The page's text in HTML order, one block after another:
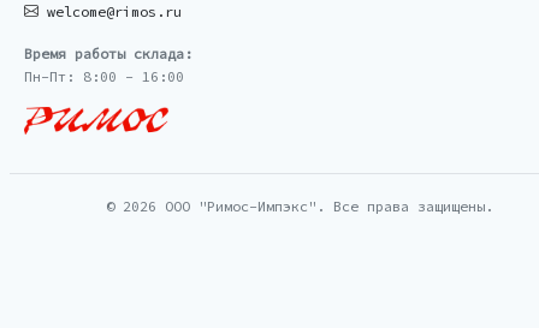
welcome@rimos.ru
Время работы склада:
Пн-Пт: 8:00 - 16:00
© 2026 ООО "Римос-Импэкс". Все права защищены.